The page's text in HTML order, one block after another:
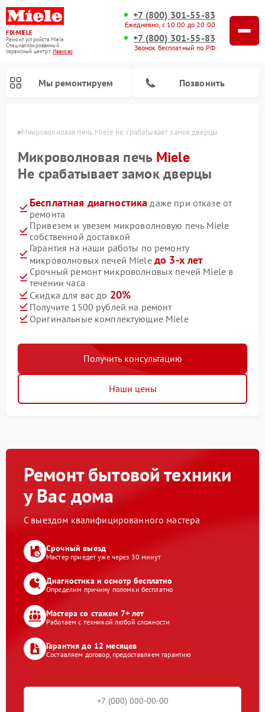
FIX-MIELE
Ремонт устройств Miele
Специализированный
cервисный центр г.Иваново
+7 (800) 301-55-83
Ежедневно, с 10:00 до 20:00
+7 (800) 301-55-83
Звонок бесплатный по РФ
Мы ремонтируем Позвонить
Микроволновая печь Miele не срабатывает замок дверцы
Микроволновая печь Miele
Не срабатывает замок дверцы
Бесплатная диагностика даже при отказе от
ремонта
Привезем и увезем микроволновую печь Miele
собственной доставкой
Гарантия на наши работы по ремонту
микроволновых печей Miele до 3-х лет
Срочный ремонт микроволновых печей Miele в
течении часа
Скидка для вас до 20%
Получите 1500 рублей на ремонт
Оригинальные комплектующие Miele
Получить консультацию
Наши цены
Ремонт бытовой техники
у Вас дома
С выездом квалифицированного мастера
Срочный выезд
Мастер приедет уже через 30 минут
Диагностика и осмотр бесплатно
Определим причину поломки бесплатно
Мастера со стажем 7+ лет
Работаем с техникой любой сложности
Гарантия до 12 месяцев
Составляем договор, предоставляем гарантию